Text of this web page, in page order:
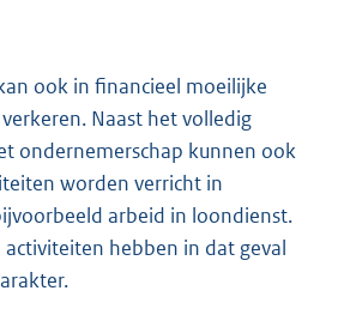
ook in financieel moeilijke
Naast het volledig
ondernemerschap kunnen ook
worden verricht in
arbeid in loondienst.
activiteiten hebben in dat geval